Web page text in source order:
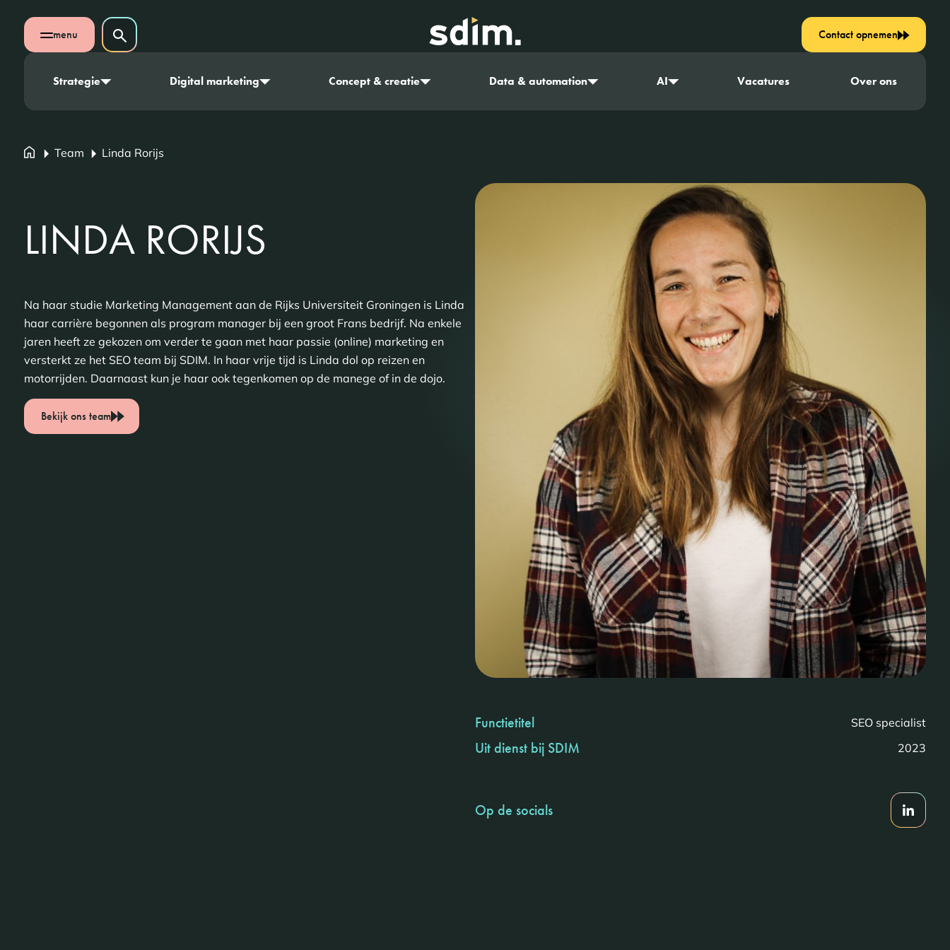
Navigatie overslaan
Open mobiel menu
menu Zoeken op website
Zoeken
Strategie Digital marketing Concept & creatie Data & automation AI Vacatures Over ons
Contact opnemen
Team Linda Rorijs
LINDA RORIJS
Na haar studie Marketing Management aan de Rijks Universiteit Groningen is Linda
haar carrière begonnen als program manager bij een groot Frans bedrijf. Na enkele
jaren heeft ze gekozen om verder te gaan met haar passie (online) marketing en
versterkt ze het SEO team bij SDIM. In haar vrije tijd is Linda dol op reizen en
motorrijden. Daarnaast kun je haar ook tegenkomen op de manege of in de dojo.
Bekijk ons team
Functietitel SEO specialist
Uit dienst bij SDIM 2023
Op de socials